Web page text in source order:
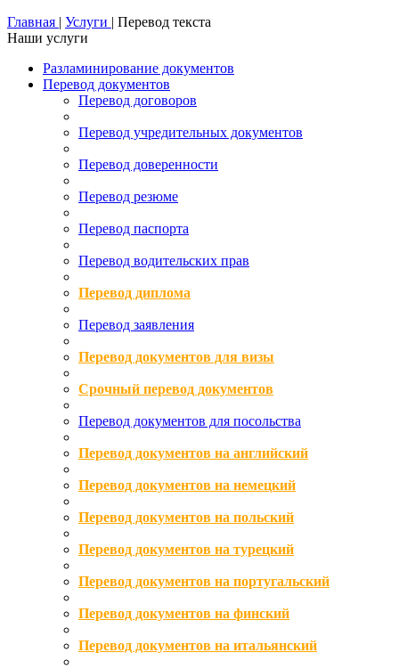
Главная | Услуги | Перевод текста
Наши услуги
Разламинирование документов
Перевод документов
Перевод договоров
Перевод учредительных документов
Перевод доверенности
Перевод резюме
Перевод паспорта
Перевод водительских прав
Перевод диплома
Перевод заявления
Перевод документов для визы
Срочный перевод документов
Перевод документов для посольства
Перевод документов на английский
Перевод документов на немецкий
Перевод документов на польский
Перевод документов на турецкий
Перевод документов на португальский
Перевод документов на финский
Перевод документов на итальянский